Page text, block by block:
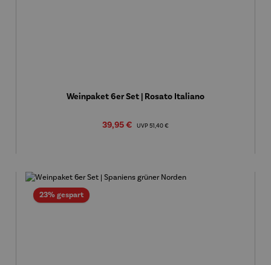
Weinpaket 6er Set | Rosato Italiano
Verkaufspreis:
39,95 € UVP Regulärer Preis:
51,40 €
23% gespartRabatt